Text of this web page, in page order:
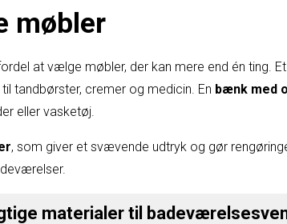
møbler
at vælge møbler, der kan mere end én ting. Et
tandbørster, cremer og medicin. En bænk med
eller vasketøj.
, som giver et svævende udtryk og gør
materialer til